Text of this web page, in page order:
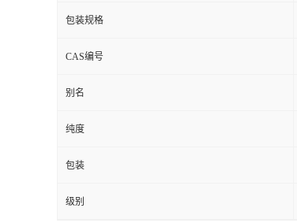
包装规格
CAS编号
别名
纯度
包装
级别